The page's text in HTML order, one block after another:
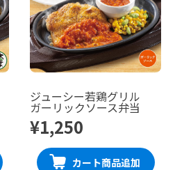
ジューシー若鶏グリル
ガーリックソース弁当
¥1,250
カート商品追加